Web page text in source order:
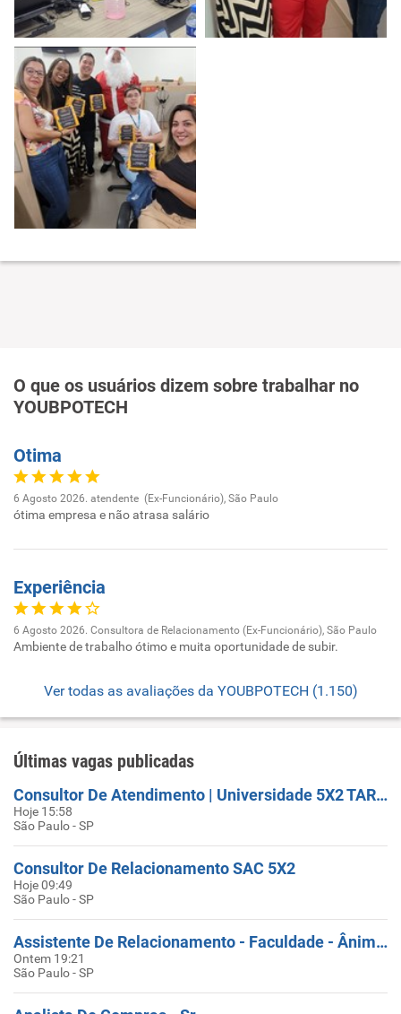
O que os usuários dizem sobre trabalhar no
YOUBPOTECH
Otima
6 Agosto 2026. atendente (Ex-Funcionário), São Paulo
ótima empresa e não atrasa salário
Experiência
6 Agosto 2026. Consultora de Relacionamento (Ex-Funcionário), São Paulo
Ambiente de trabalho ótimo e muita oportunidade de subir.
Ver todas as avaliações da YOUBPOTECH (1.150)
Últimas vagas publicadas
Consultor De Atendimento | Universidade 5X2 TARDE
Hoje 15:58
São Paulo - SP
Consultor De Relacionamento SAC 5X2
Hoje 09:49
São Paulo - SP
Assistente De Relacionamento - Faculdade - Ânima Educação- Unidade São Judas Butantã
Ontem 19:21
São Paulo - SP